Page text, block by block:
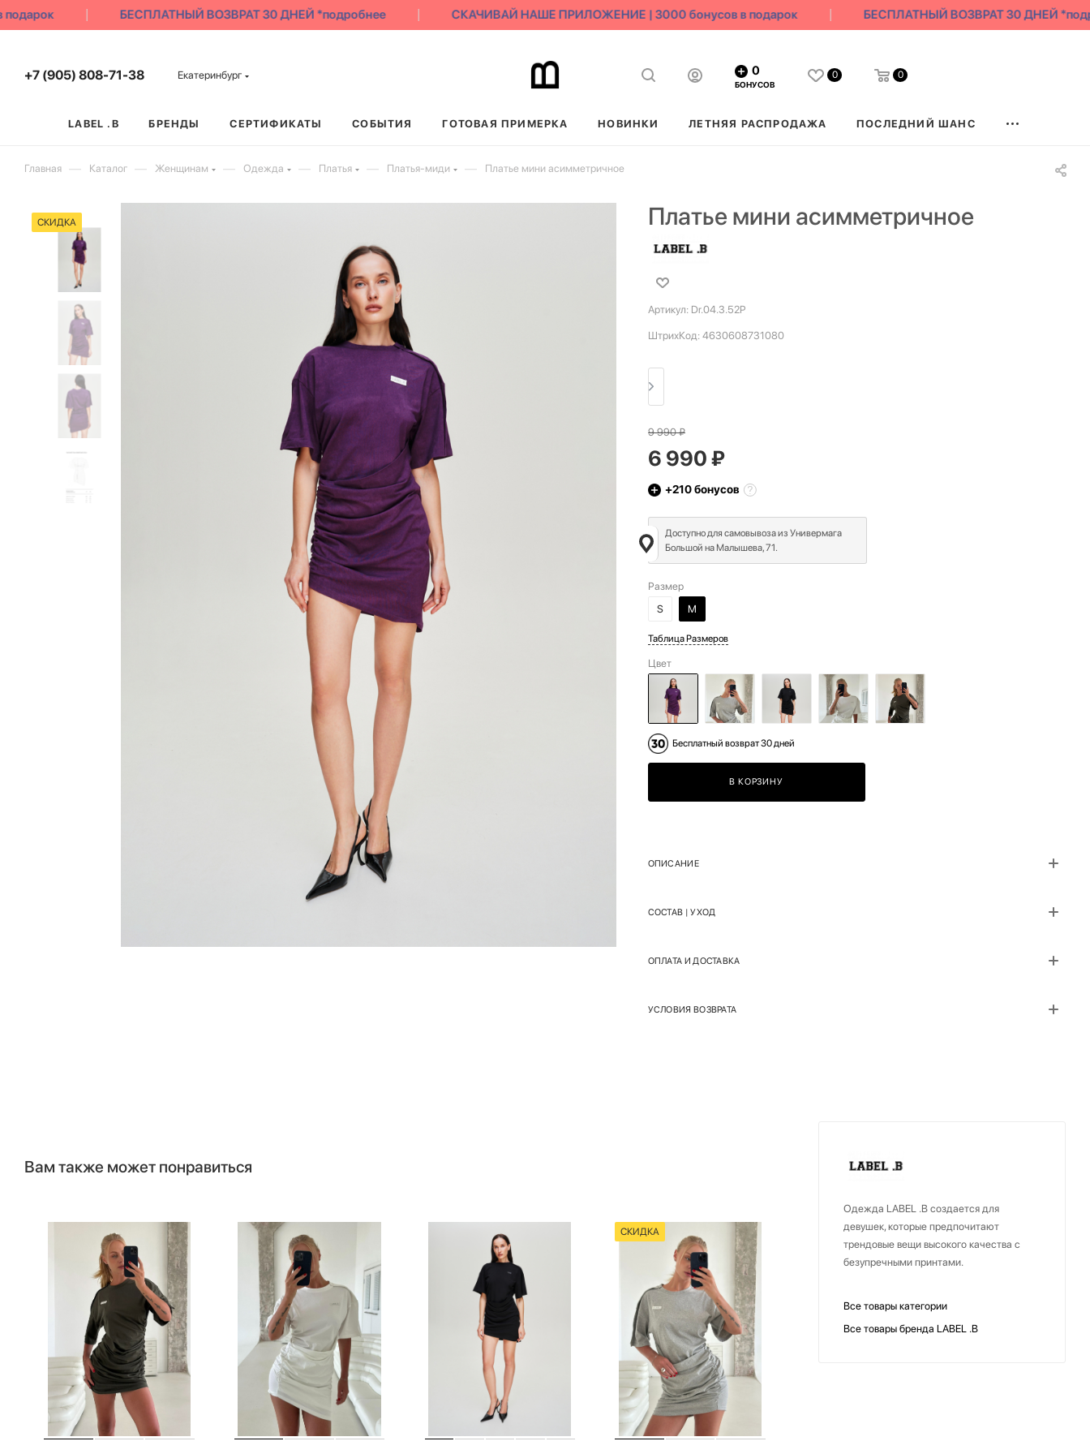
БЕСПЛАТНЫЙ ВОЗВРАТ 30 ДНЕЙ *подробнее СКАЧИВАЙ НАШЕ ПРИЛОЖЕНИЕ | 3000 бонусов в подарок БЕСПЛАТНЫЙ ВОЗВРАТ 30 ДНЕЙ
+7 (905) 808-71-38 Екатеринбург 0
БОНУСОВ
0 0
LABEL .B БРЕНДЫ СЕРТИФИКАТЫ СОБЫТИЯ ГОТОВАЯ ПРИМЕРКА НОВИНКИ ЛЕТНЯЯ РАСПРОДАЖА ПОСЛЕДНИЙ ШАНС
Главная — Каталог — Женщинам — Одежда — Платья — Платья-миди — Платье мини асимметричное
СКИДКА Платье мини асимметричное
Артикул: Dr.04.3.52P
ШтрихКод: 4630608731080
9 990₽
6 990₽
+210бонусов
Доступно для самовывоза из Универмага
Большой на Малышева, 71.
Размер
S
M
Таблица Размеров
Цвет
Бесплатный возврат 30 дней
В КОРЗИНУ
ОПИСАНИЕ
СОСТАВ | УХОД
ОПЛАТА И ДОСТАВКА
УСЛОВИЯ ВОЗВРАТА
Вам также может понравиться
СКИДКА
Одежда LABEL .B создается для
девушек, которые предпочитают
трендовые вещи высокого качества с
безупречными принтами.
Все товары категории
Все товары бренда LABEL .B